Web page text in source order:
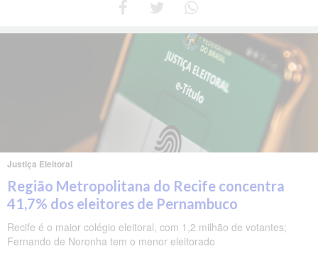
Justiça Eleitoral
Região Metropolitana do Recife concentra
41,7% dos eleitores de Pernambuco
Recife é o maior colégio eleitoral, com 1,2 milhão de votantes;
Fernando de Noronha tem o menor eleitorado